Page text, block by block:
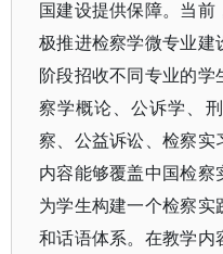
国建设提供保障。当前
极推进检察学微专业建
阶段招收不同专业的学
察学概论、公诉学、
察、公益诉讼、检察实
内容能够覆盖中国检察
为学生构建一个检察实
和话语体系。在教学内